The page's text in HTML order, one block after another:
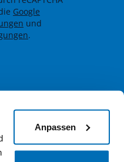
Anpassen
Google
und
.